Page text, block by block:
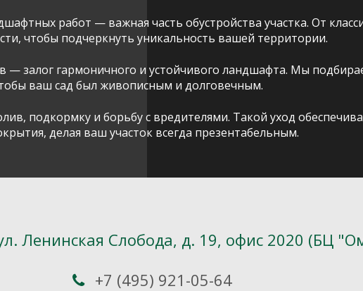
работ — важная часть обустройства участка. От
чтобы подчеркнуть уникальность вашей территории.
залог гармоничного и устойчивого ландшафта. Мы
ваш сад был живописным и долговечным.
подкормку и борьбу с вредителями. Такой уход
делая ваш участок всегда презентабельным.
Ленинская Слобода, д. 19, офис 2020 (БЦ
+7 (495) 921-05-64